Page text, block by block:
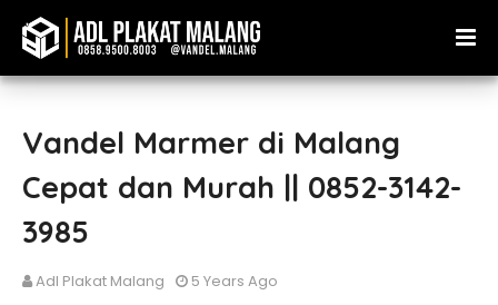
Vandel Marmer di Malang
Cepat dan Murah || 0852-3142-
3985
Adl Plakat Malang 5 Years Ago